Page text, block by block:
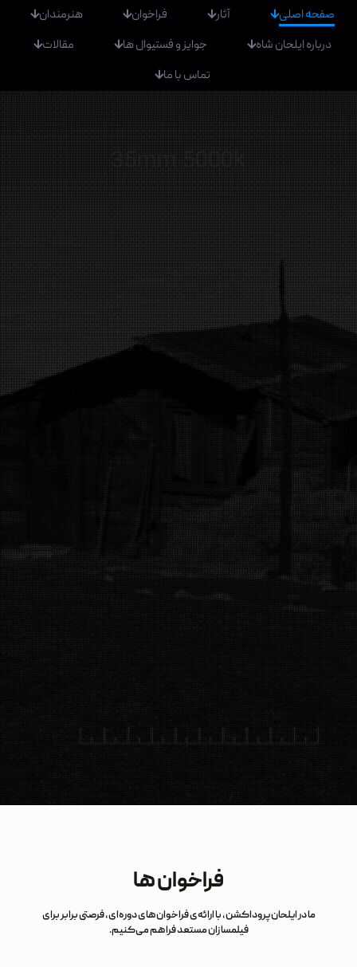
صفحه اصلی آثار فراخوان
هنرمندان
درباره ایلحان شاه
جوایز و فستیوال ها
مقالات
تماس با ما
فراخوان‌ ها
ما در ایلحان پروداکشن، با ارائه‌ی فراخوان‌های دوره‌ای، فرصتی برابر برای
فیلمسازان مستعد فراهم می‌کنیم.